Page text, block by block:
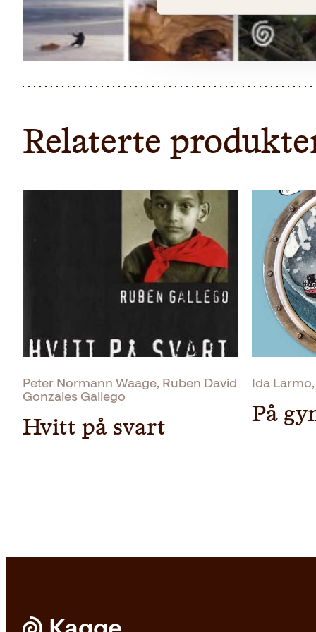
Relaterte
Peter Normann Waage, Ruben David
Gonzales Gallego
Hvitt på svart
Ida
På